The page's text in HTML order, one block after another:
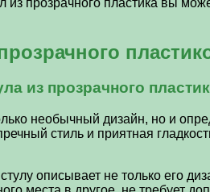
из прозрачного
необычный дизайн, но и
стиль и приятная
описывает не только его